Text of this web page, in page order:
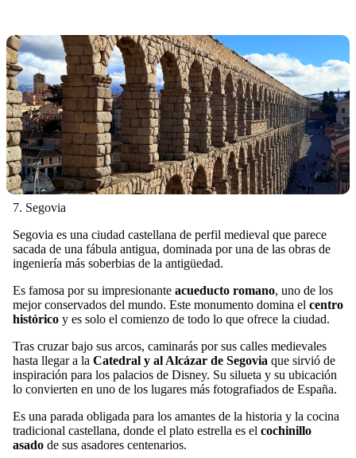
7. Segovia
Segovia es una ciudad castellana de perfil medieval que parece
sacada de una fábula antigua, dominada por una de las obras de
ingeniería más soberbias de la antigüedad.
Es famosa por su impresionante acueducto romano, uno de los
mejor conservados del mundo. Este monumento domina el centro
histórico y es solo el comienzo de todo lo que ofrece la ciudad.
Tras cruzar bajo sus arcos, caminarás por sus calles medievales
hasta llegar a la Catedral y al Alcázar de Segovia que sirvió de
inspiración para los palacios de Disney. Su silueta y su ubicación
lo convierten en uno de los lugares más fotografiados de España.
Es una parada obligada para los amantes de la historia y la cocina
tradicional castellana, donde el plato estrella es el cochinillo
asado de sus asadores centenarios.